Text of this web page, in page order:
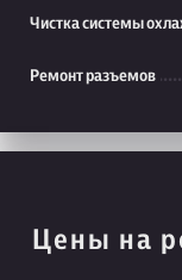
Чистка системы
Ремонт разъемов
Цены на